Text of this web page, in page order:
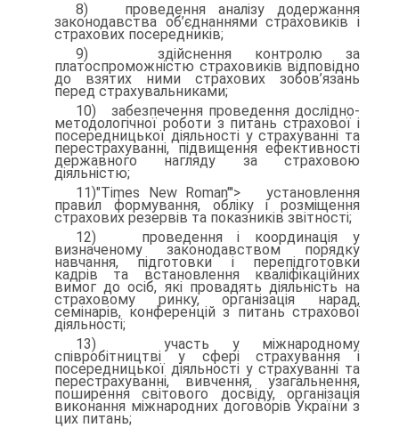
8) проведення аналізу додержання
законодавства об’єд­наннями страховиків і
страхових посередників;
9) здійснення контролю за
платоспроможністю страховиків відповідно
до взятих ними страхових зобов’язань
перед страху­вальниками;
10) забезпечення проведення дослідно-
методологічної роботи з питань страхової і
посередницької діяльності у страхуванні та
перестрахуванні, підвищення ефективності
державного нагляду за страховою
діяльністю;
11)"Times New Roman"'> установлення
правил формування, обліку і розміщення
страхових резервів та показників звітності;
12) проведення і координація у
визначеному законодавством порядку
навчання, підготовки і перепідготовки
кадрів та встанов­лення кваліфікаційних
вимог до осіб, які провадять діяльність на
страховому ринку, організація нарад,
семінарів, конференцій з питань страхової
діяльності;
13) участь у міжнародному
співробітництві у сфері страхування і
посередницької діяльності у страхуванні та
перестрахуванні, ви­вчення, узагальнення,
поширення світового досвіду, організація
виконання міжнародних договорів України з
цих питань;